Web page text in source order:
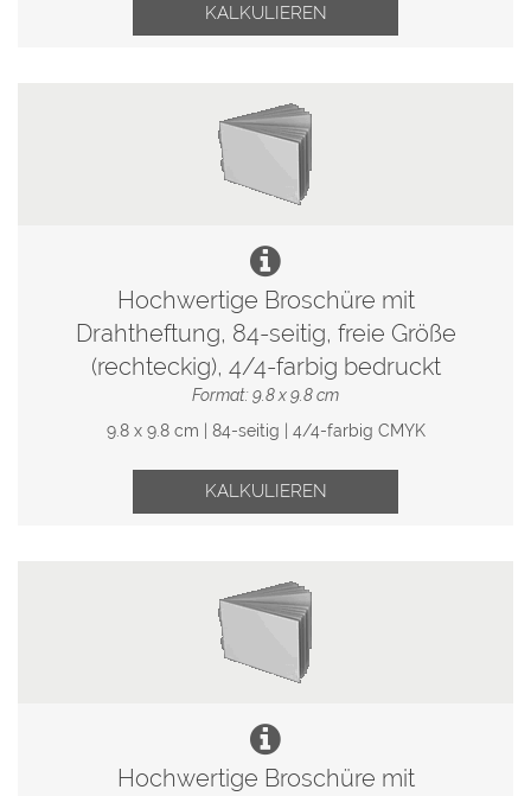
KALKULIEREN
Hochwertige Broschüre mit
Drahtheftung, 84-seitig, freie Größe
(rechteckig), 4/4-farbig bedruckt
Format: 9.8 x 9.8 cm
9.8 x 9.8 cm | 84-seitig | 4/4-farbig CMYK
KALKULIEREN
Hochwertige Broschüre mit